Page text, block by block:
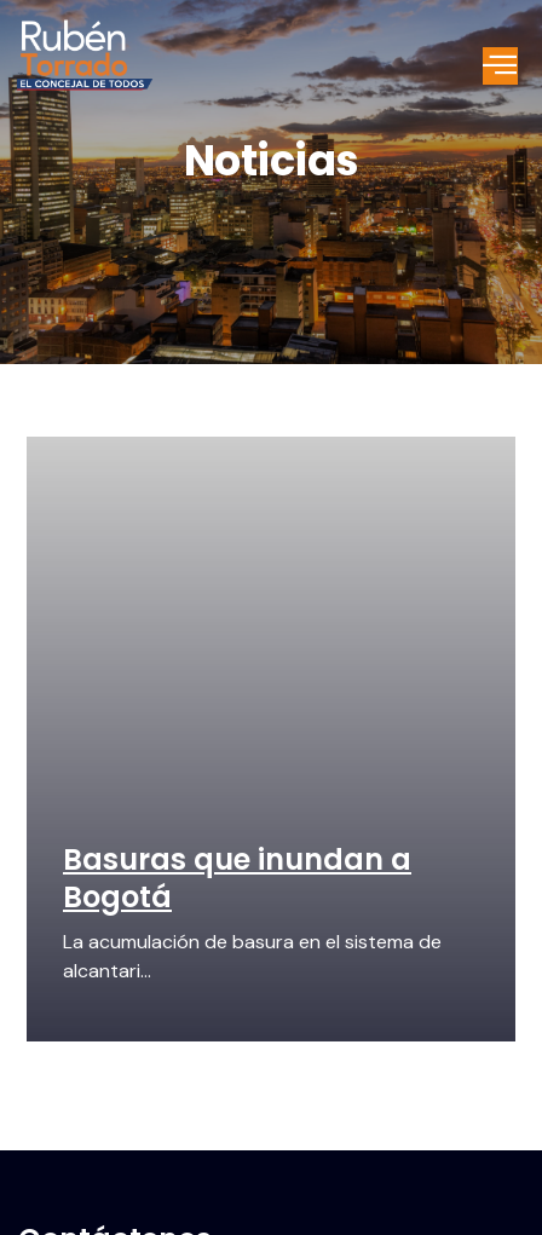
Noticias
Basuras que inundan a
Bogotá
La acumulación de basura en el sistema de
alcantari...